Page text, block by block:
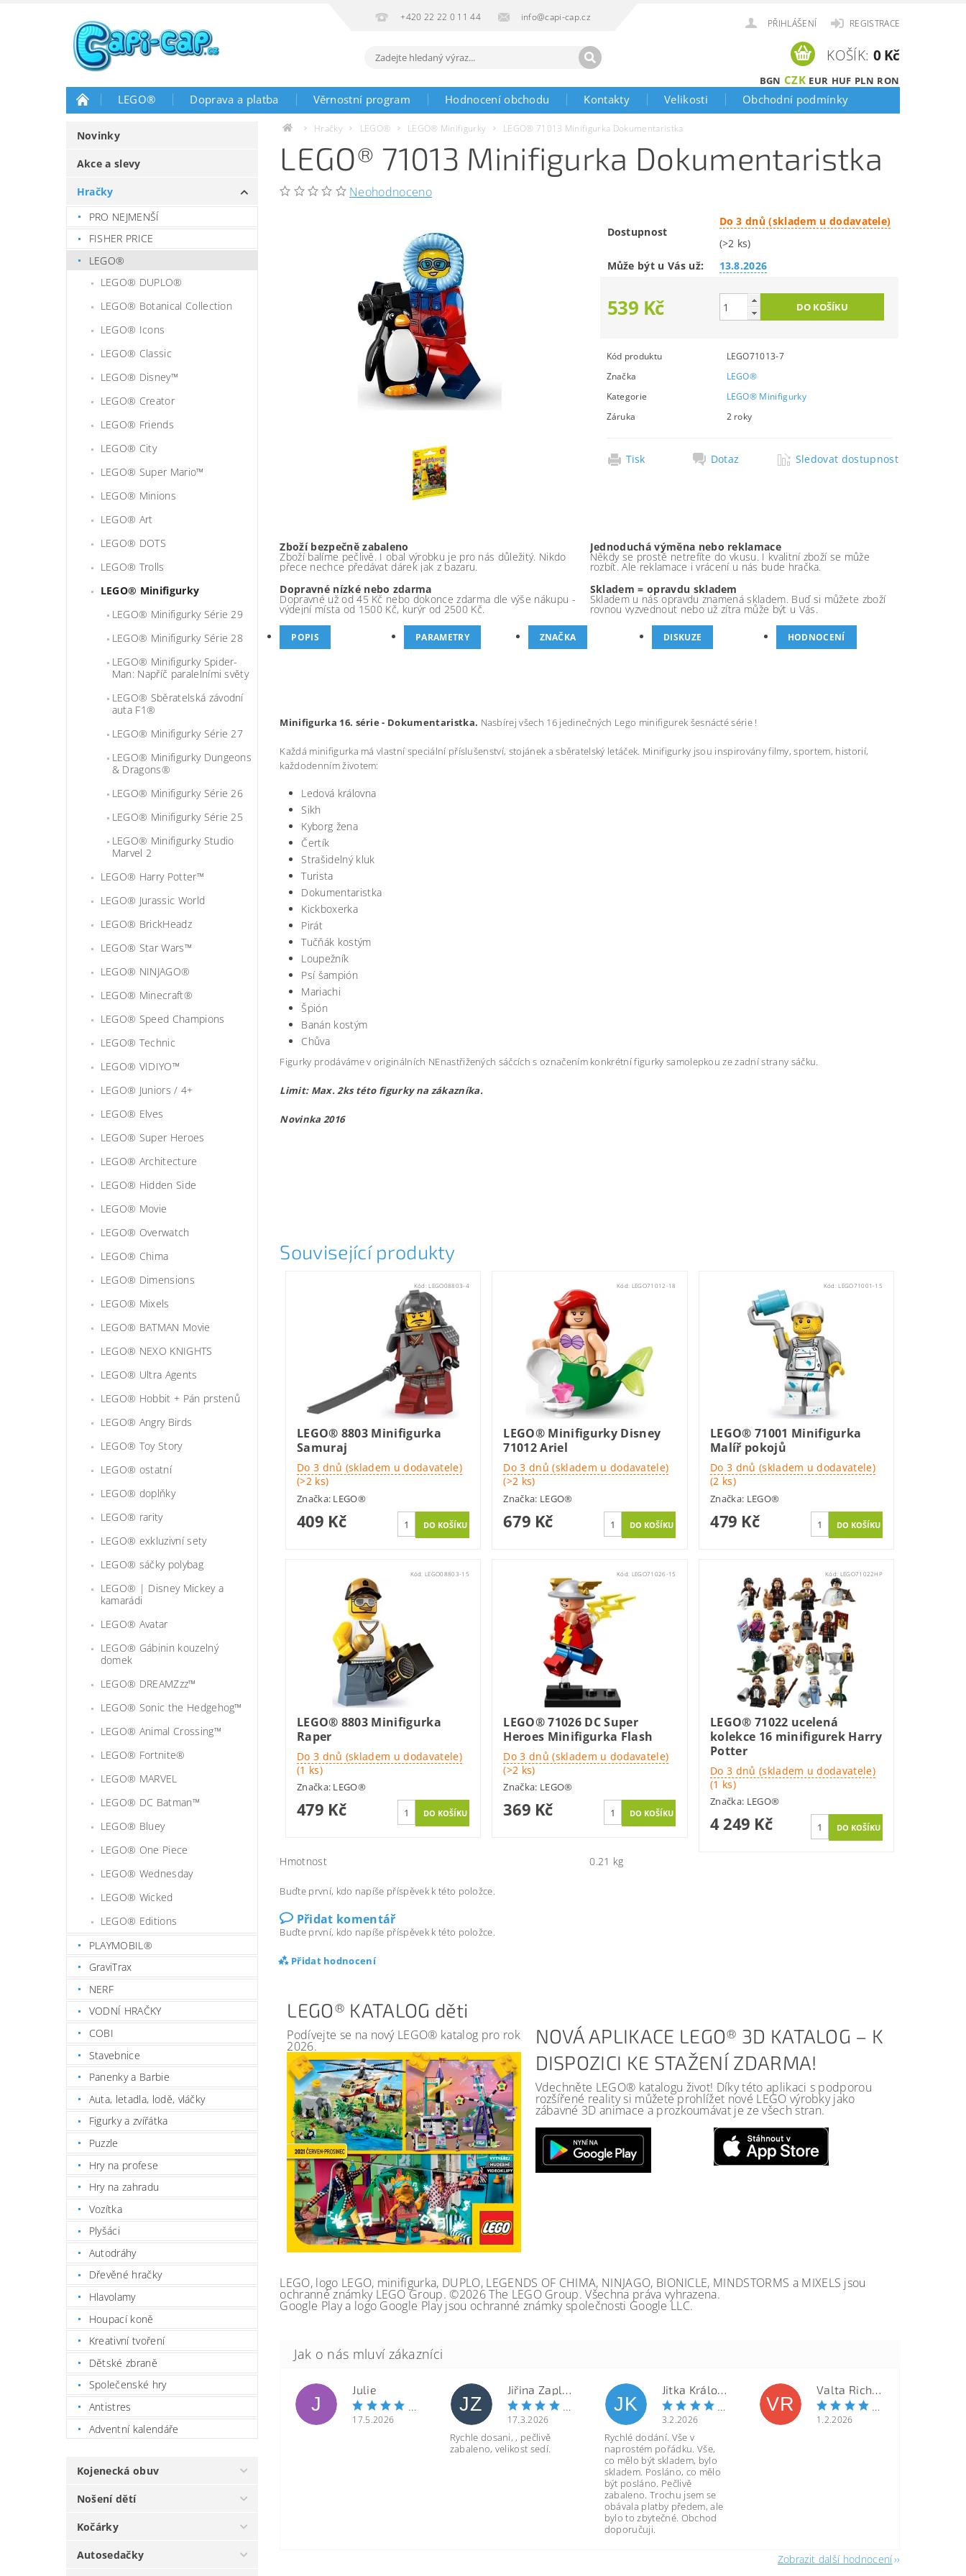
+420 22 22 0 11 44 info@capi-cap.cz
PŘIHLÁŠENÍ REGISTRACE
BGN CZK EUR HUF PLN RON
KOŠÍK: 0 Kč
LEGO® Doprava a platba Věrnostní program Hodnocení obchodu Kontakty Velikosti Obchodní podmínky
Novinky
Akce a slevy
Hračky
PRO NEJMENŠÍ
FISHER PRICE
LEGO®
LEGO® DUPLO®
LEGO® Botanical Collection
LEGO® Icons
LEGO® Classic
LEGO® Disney™
LEGO® Creator
LEGO® Friends
LEGO® City
LEGO® Super Mario™
LEGO® Minions
LEGO® Art
LEGO® DOTS
LEGO® Trolls
LEGO® Minifigurky
LEGO® Minifigurky Série 29
LEGO® Minifigurky Série 28
LEGO® Minifigurky Spider-
Man: Napříč paralelními světy
LEGO® Sběratelská závodní
auta F1®
LEGO® Minifigurky Série 27
LEGO® Minifigurky Dungeons
& Dragons®
LEGO® Minifigurky Série 26
LEGO® Minifigurky Série 25
LEGO® Minifigurky Studio
Marvel 2
LEGO® Harry Potter™
LEGO® Jurassic World
LEGO® BrickHeadz
LEGO® Star Wars™
LEGO® NINJAGO®
LEGO® Minecraft®
LEGO® Speed Champions
LEGO® Technic
LEGO® VIDIYO™
LEGO® Juniors / 4+
LEGO® Elves
LEGO® Super Heroes
LEGO® Architecture
LEGO® Hidden Side
LEGO® Movie
LEGO® Overwatch
LEGO® Chima
LEGO® Dimensions
LEGO® Mixels
LEGO® BATMAN Movie
LEGO® NEXO KNIGHTS
LEGO® Ultra Agents
LEGO® Hobbit + Pán prstenů
LEGO® Angry Birds
LEGO® Toy Story
LEGO® ostatní
LEGO® doplňky
LEGO® rarity
LEGO® exkluzivní sety
LEGO® sáčky polybag
LEGO® | Disney Mickey a
kamarádi
LEGO® Avatar
LEGO® Gábinin kouzelný
domek
LEGO® DREAMZzz™
LEGO® Sonic the Hedgehog™
LEGO® Animal Crossing™
LEGO® Fortnite®
LEGO® MARVEL
LEGO® DC Batman™
LEGO® Bluey
LEGO® One Piece
LEGO® Wednesday
LEGO® Wicked
LEGO® Editions
PLAYMOBIL®
GraviTrax
NERF
VODNÍ HRAČKY
COBI
Stavebnice
Panenky a Barbie
Auta, letadla, lodě, vláčky
Figurky a zvířátka
Puzzle
Hry na profese
Hry na zahradu
Vozítka
Plyšáci
Autodráhy
Dřevěné hračky
Hlavolamy
Houpací koně
Kreativní tvoření
Dětské zbraně
Společenské hry
Antistres
Adventní kalendáře
Kojenecká obuv
Nošení dětí
Kočárky
Autosedačky
Hračky LEGO® LEGO® Minifigurky LEGO® 71013 Minifigurka Dokumentaristka
LEGO® 71013 Minifigurka Dokumentaristka
Neohodnoceno
Dostupnost
Do 3 dnů (skladem u dodavatele)
(>2 ks)
Může být u Vás už:
13.8.2026
539 Kč
Kód produktu
LEGO71013-7
Značka
LEGO®
Kategorie
LEGO® Minifigurky
Záruka
2 roky
Tisk Dotaz Sledovat dostupnost
Zboží bezpečně zabaleno
Zboží balíme pečlivě. I obal výrobku je pro nás důležitý. Nikdo
přece nechce předávat dárek jak z bazaru.
Jednoduchá výměna nebo reklamace
Někdy se prostě netrefíte do vkusu. I kvalitní zboží se může
rozbít. Ale reklamace i vrácení u nás bude hračka.
Dopravné nízké nebo zdarma
Dopravné už od 45 Kč nebo dokonce zdarma dle výše nákupu -
výdejní místa od 1500 Kč, kurýr od 2500 Kč.
Skladem = opravdu skladem
Skladem u nás opravdu znamená skladem. Buď si můžete zboží
rovnou vyzvednout nebo už zítra může být u Vás.
POPIS PARAMETRY ZNAČKA DISKUZE HODNOCENÍ
Minifigurka 16. série - Dokumentaristka. Nasbírej všech 16 jedinečných Lego minifigurek šesnácté série !
Každá minifigurka má vlastní speciální příslušenství, stojánek a sběratelský letáček. Minifigurky jsou inspirovány filmy, sportem, historií,
každodenním životem:
Ledová královna
Sikh
Kyborg žena
Čertík
Strašidelný kluk
Turista
Dokumentaristka
Kickboxerka
Pirát
Tučňák kostým
Loupežník
Psí šampión
Mariachi
Špión
Banán kostým
Chůva
Figurky prodáváme v originálních NEnastřižených sáčcích s označením konkrétní figurky samolepkou ze zadní strany sáčku.
Limit: Max. 2ks této figurky na zákazníka.
Novinka 2016
Související produkty
Kód:LEGO08803-4
LEGO® 8803 Minifigurka
Samuraj
Do 3 dnů (skladem u dodavatele)
(>2 ks)
Značka: LEGO®
409 Kč
Kód: LEGO71012-18
LEGO® Minifigurky Disney
71012 Ariel
Do 3 dnů (skladem u dodavatele)
(>2 ks)
Značka: LEGO®
679 Kč
Kód:LEGO71001-15
LEGO® 71001 Minifigurka
Malíř pokojů
Do 3 dnů (skladem u dodavatele)
(2 ks)
Značka: LEGO®
479 Kč
Kód:LEGO08803-15
LEGO® 8803 Minifigurka
Raper
Do 3 dnů (skladem u dodavatele)
(1 ks)
Značka: LEGO®
479 Kč
Kód: LEGO71026-15
LEGO® 71026 DC Super
Heroes Minifigurka Flash
Do 3 dnů (skladem u dodavatele)
(>2 ks)
Značka: LEGO®
369 Kč
Kód: LEGO71022HP
LEGO® 71022 ucelená
kolekce 16 minifigurek Harry
Potter
Do 3 dnů (skladem u dodavatele)
(1 ks)
Značka: LEGO®
4 249 Kč
Hmotnost 0.21 kg
Buďte první, kdo napíše příspěvek k této položce.
Přidat komentář
Buďte první, kdo napíše příspěvek k této položce.
Přidat hodnocení
LEGO® KATALOG děti
Podívejte se na nový LEGO® katalog pro rok
2026.
NOVÁ APLIKACE LEGO® 3D KATALOG – K
DISPOZICI KE STAŽENÍ ZDARMA!
Vdechněte LEGO® katalogu život! Díky této aplikaci s podporou
rozšířené reality si můžete prohlížet nové LEGO výrobky jako
zábavné 3D animace a prozkoumávat je ze všech stran.
LEGO, logo LEGO, minifigurka, DUPLO, LEGENDS OF CHIMA, NINJAGO, BIONICLE, MINDSTORMS a MIXELS jsou
ochranné známky LEGO Group. ©2026 The LEGO Group. Všechna práva vyhrazena.
Google Play a logo Google Play jsou ochranné známky společnosti Google LLC.
J
Julie
17.5.2026
JZ
Jiřina Zapletalová
17.3.2026
Rychle dosani, , pečlivě
zabaleno, velikost sedí.
JK
Jitka Královcová
3.2.2026
Rychlé dodání. Vše v
naprostém pořádku. Vše,
co mělo být skladem, bylo
skladem. Posláno, co mělo
být posláno. Pečlivě
zabaleno. Trochu jsem se
obávala platby předem, ale
bylo to zbytečné. Obchod
doporučuji.
VR
Valta Richard
1.2.2026
Zobrazit další hodnocení